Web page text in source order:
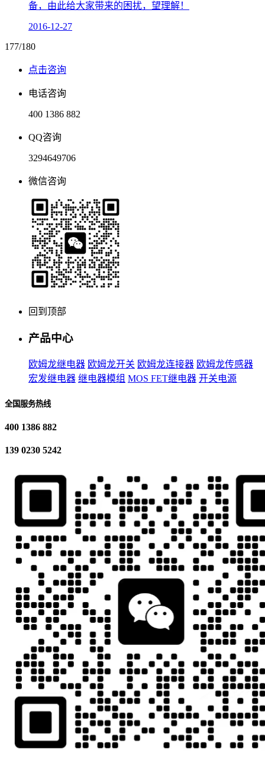
备，由此给大家带来的困扰，望理解！
2016-12-27
177/180
点击咨询
电话咨询
400 1386 882
QQ咨询
3294649706
微信咨询
回到顶部
产品中心
欧姆龙继电器 欧姆龙开关 欧姆龙连接器 欧姆龙传感器
宏发继电器 继电器模组 MOS FET继电器 开关电源
全国服务热线
400 1386 882
139 0230 5242